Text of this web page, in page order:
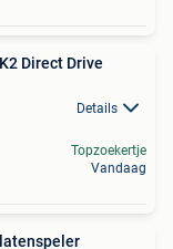
Direct Drive
Details
Topzoekertje
Vandaag